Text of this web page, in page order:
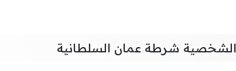
الشخصية شرطة عمان السلطانية